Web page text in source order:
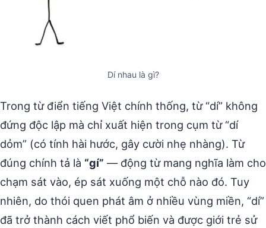
Dí nhau là gì?
Trong từ điển tiếng Việt chính thống, từ “dí” không
đứng độc lập mà chỉ xuất hiện trong cụm từ “dí
dỏm” (có tính hài hước, gây cười nhẹ nhàng). Từ
đúng chính tả là “gí” — động từ mang nghĩa làm cho
chạm sát vào, ép sát xuống một chỗ nào đó. Tuy
nhiên, do thói quen phát âm ở nhiều vùng miền, “dí”
đã trở thành cách viết phổ biến và được giới trẻ sử